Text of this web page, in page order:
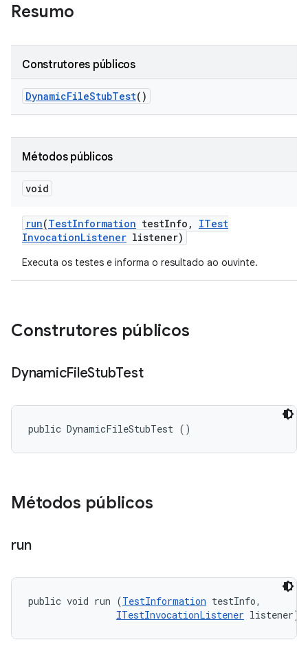
Resumo
Construtores públicos
DynamicFileStubTest()
Métodos públicos
void
run(TestInformation testInfo ,
ITest
InvocationListener listener)
Executa os testes e informa o resultado ao ouvinte.
Construtores públicos
DynamicFileStubTest
public DynamicFileStubTest ()
Métodos públicos
run
public void run (TestInformation testInfo,
ITestInvocationListener listener)